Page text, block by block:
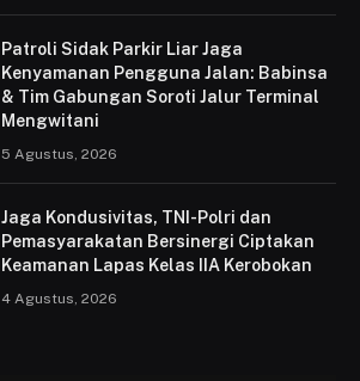
Patroli Sidak Parkir Liar Jaga
Kenyamanan Pengguna Jalan: Babinsa
& Tim Gabungan Soroti Jalur Terminal
Mengwitani
5 Agustus, 2026
Jaga Kondusivitas, TNI-Polri dan
Pemasyarakatan Bersinergi Ciptakan
Keamanan Lapas Kelas IIA Kerobokan
4 Agustus, 2026